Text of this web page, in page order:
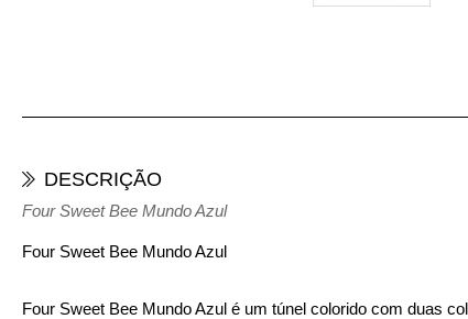
DESCRIÇÃO
Four Sweet Bee Mundo Azul
Four Sweet Bee Mundo Azul
Four Sweet Bee Mundo Azul é um túnel colorido com duas